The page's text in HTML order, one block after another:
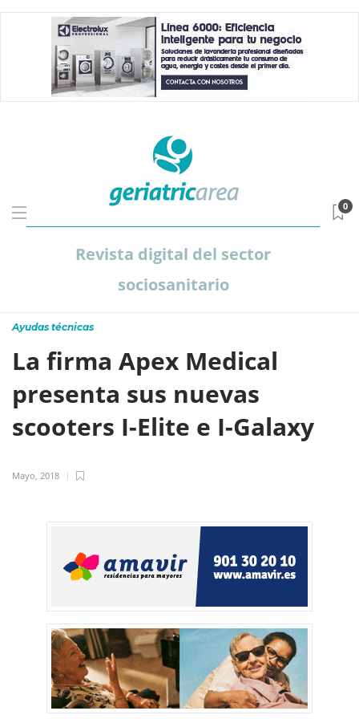
Revista digital del sector
sociosanitario
0
Ayudas técnicas
La firma Apex Medical
presenta sus nuevas
scooters I-Elite e I-Galaxy
Mayo, 2018